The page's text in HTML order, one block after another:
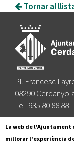
Tornar al
Pl. Francesc
08290
Tel. 935 80 88 88
Segueix-nos a:
La web de
millorar l'experiència